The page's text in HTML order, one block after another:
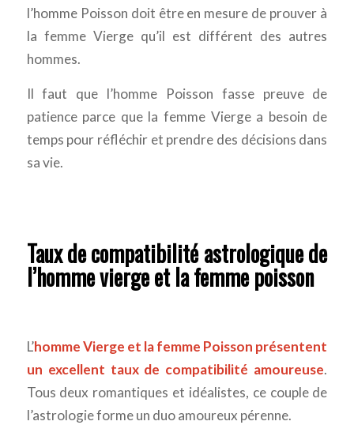
l’homme Poisson doit être en mesure de prouver à
la femme Vierge qu’il est différent des autres
hommes.
Il faut que l’homme Poisson fasse preuve de
patience parce que la femme Vierge a besoin de
temps pour réfléchir et prendre des décisions dans
sa vie.
Taux de compatibilité astrologique de
l’homme vierge et la femme poisson
L’homme Vierge et la femme Poisson présentent
un excellent taux de compatibilité amoureuse.
Tous deux romantiques et idéalistes, ce couple de
l’astrologie forme un duo amoureux pérenne.